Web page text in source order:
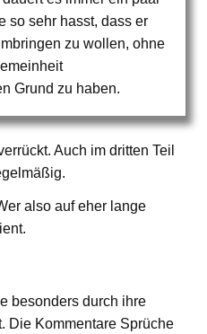
so sehr hasst, dass er
zu wollen, ohne
Grund zu haben.
Auch im dritten Teil
also auf eher lange
besonders durch ihre
Die Kommentare Sprüche